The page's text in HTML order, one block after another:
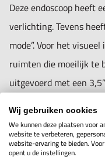
Deze endoscoop heeft
verlichting. Tevens
mode”. Voor het
ruimten die moeilijk te
uitgevoerd met een
worden. Deze krijgt dan
een 2,4Ghz RF
Wij gebruiken cookies
We kunnen deze plaatsen voor
website te verbeteren,
website-ervaring te bieden.
opent u de instellingen.